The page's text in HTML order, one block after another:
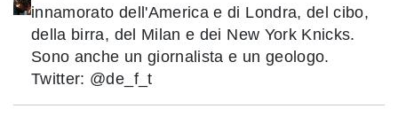
innamorato dell'America e di Londra, del cibo,
della birra, del Milan e dei New York Knicks.
Sono anche un giornalista e un geologo.
Twitter: @de_f_t